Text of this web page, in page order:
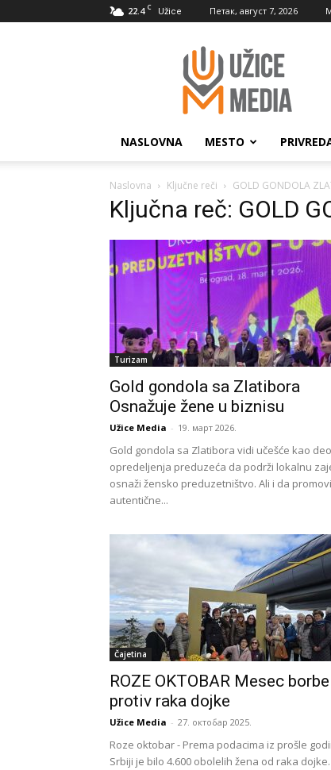
22.4 C Užice Петак, август 7, 2026
UžiceMedia
NASLOVNA MESTO
Naslovna Ključne reči GOLD GONDOLA
Ključna reč: GOLD
Turizam
Gold gondola sa Zlatibora
Osnažuje žene u biznisu
Užice Media - 19. март 2026.
Gold gondola sa Zlatibora vidi učešće kao
opredeljenja preduzeća da podrži lokalnu
osnaži žensko preduzetništvo. Ali i da
autentične...
Čajetina
ROZE OKTOBAR Mesec borbe
protiv raka dojke
Užice Media - 27. октобар 2025.
Roze oktobar - Prema podacima iz prošle
Srbiji je bilo 4.600 obolelih žena od raka